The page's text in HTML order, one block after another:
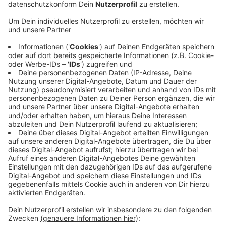
Veröffentlicht:Donnerstag, 25.07.2019 08:21
Anzeige
Fünf Jahre hat es gedauert, aber jetzt könnte der
Personentunnel am Moerser Bahnhof bald fertig
werden. Nach Informationen der NRZ hat die Bahn
einen Zeitplan vorgelegt für den Einbau der Aufzüge
zu den Gleisen. Durch sie soll der Bahnhof endlich
barrierefrei werden. Demnach ist der Einbau bis Ende
September vorgesehen. Danach folgen noch die
Maschinentechnik und mehrere Abnahmen, so dass die
Aufzüge Anfang nächsten Jahres fahren sollen. Für
Behinderte, Menschen mit Kinderwagen oder Rädern
wäre das eine große Erleichterung.
Anzeige